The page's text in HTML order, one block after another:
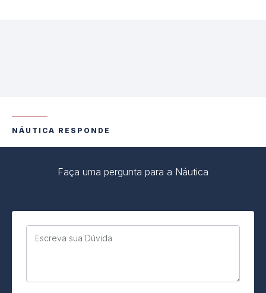
NÁUTICA RESPONDE
Faça uma pergunta para a Náutica
Escreva sua Dúvida